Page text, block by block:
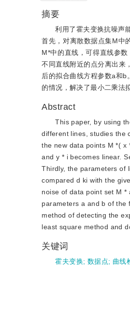
摘要
利用了霍夫变换抗噪声
首先，对离散数据点集M中
M*中的直线，可得直线参
不同直线附近的点分离出来
后的拟合曲线方程参数a和
的情况，解决了最小二乘法
Abstract
This paper, by using
different lines, studies the
the new data points M *(
and y * i becomes linear.
Thirdly, the parameters of
compared d ki with the
noise of data point set M
parameters a and b of the
method of detecting the
least square method and
关键词
霍夫变换; 数据点; 曲线